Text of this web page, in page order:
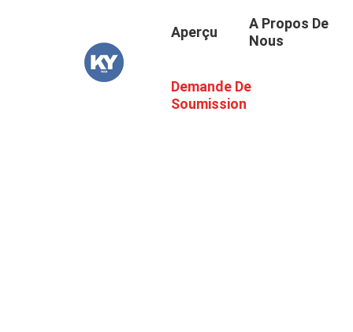
Aperçu
A Propos De
Nous
Demande De
Soumission